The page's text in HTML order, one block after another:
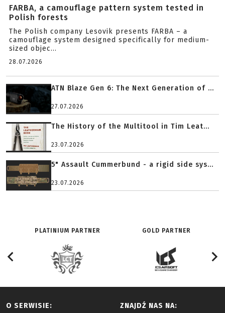
FARBA, a camouflage pattern system tested in
Polish forests
The Polish company Lesovik presents FARBA – a
camouflage system designed specifically for medium-
sized objec...
28.07.2026
ATN Blaze Gen 6: The Next Generation of ...
27.07.2026
The History of the Multitool in Tim Leat...
23.07.2026
5" Assault Cummerbund - a rigid side sys...
23.07.2026
PLATINIUM PARTNER GOLD PARTNER
O SERWISIE: ZNAJDŹ NAS NA: